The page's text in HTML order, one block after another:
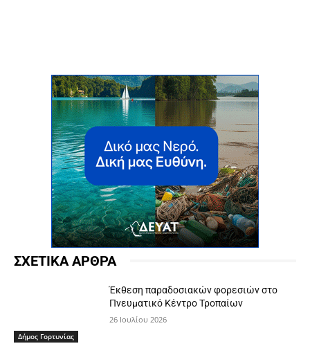
ΣΧΕΤΙΚΑ ΑΡΘΡΑ
Δήμος Γορτυνίας
Έκθεση παραδοσιακών φορεσιών στο
Πνευματικό Κέντρο Τροπαίων
26 Ιουλίου 2026